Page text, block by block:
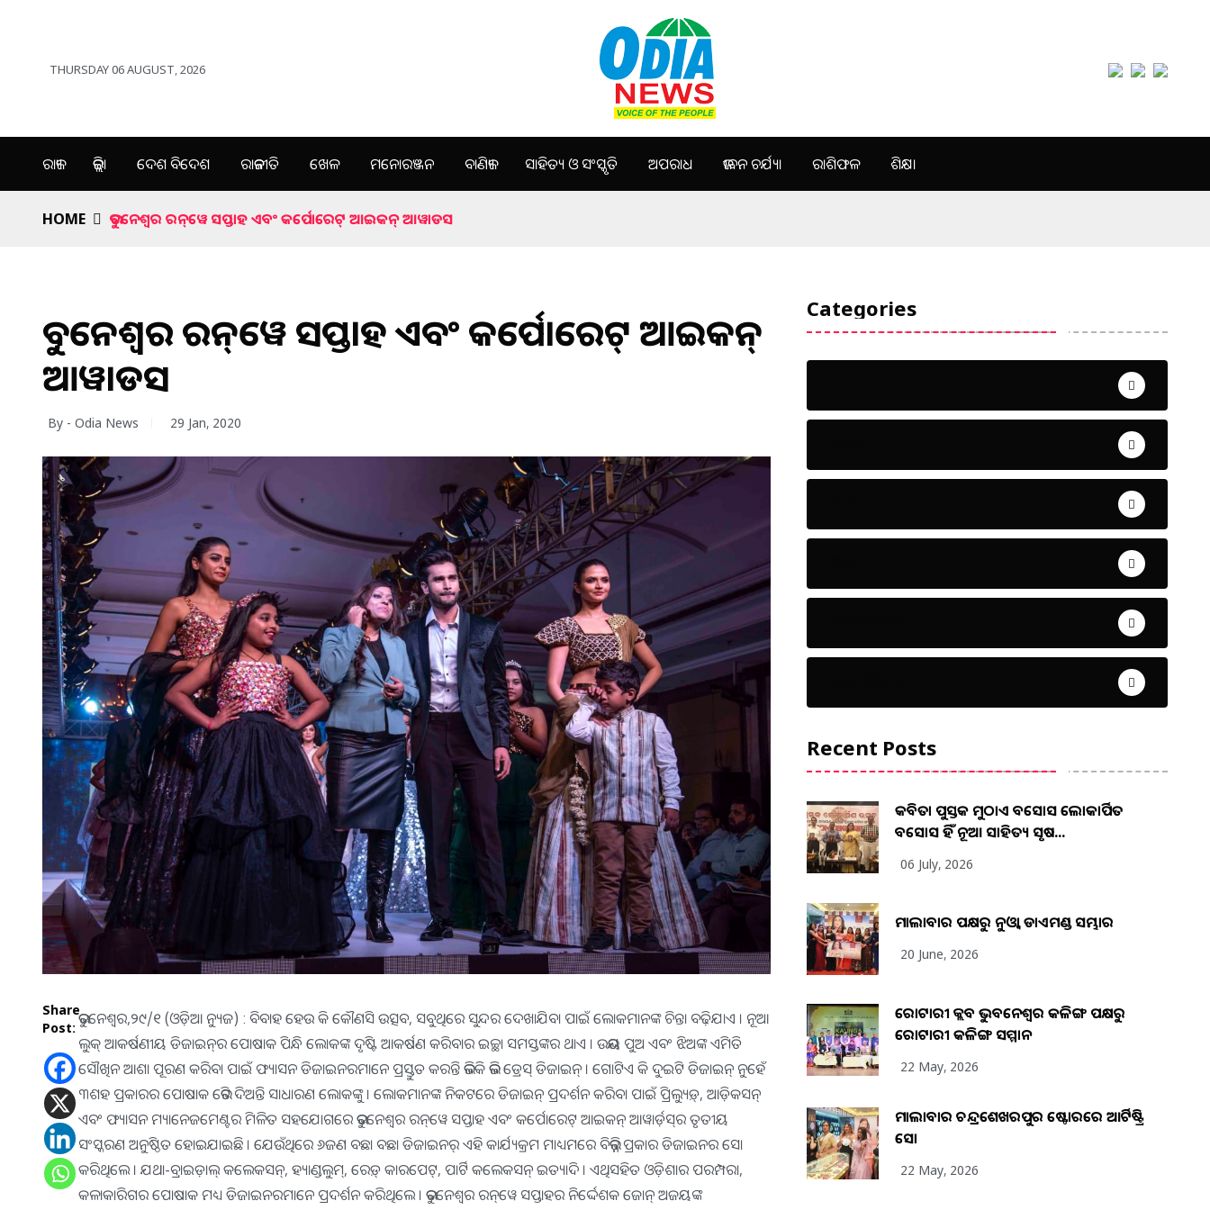
THURSDAY 06 AUGUST, 2026
ରାଜ୍ୟ ଜିଲ୍ଲା ଦେଶ ବିଦେଶ ରାଜନୀତି ଖେଳ ମନୋରଞ୍ଜନ ବାଣିଜ୍ୟ ସାହିତ୍ୟ ଓ ସଂସ୍କୃତି ଅପରାଧ ଜୀବନ ଚର୍ଯ୍ୟା ରାଶିଫଳ ଶିକ୍ଷା
HOME ଭୁବନେଶ୍ୱର ରନ୍‌ୱେ ସପ୍ତାହ ଏବଂ କର୍ପୋରେଟ୍ ଆଇକନ୍ ଆୱାଡସ
ଭୁବନେଶ୍ୱର ରନ୍‌ୱେ ସପ୍ତାହ ଏବଂ କର୍ପୋରେଟ୍ ଆଇକନ୍
ଆୱାଡସ
By - Odia News 29 Jan, 2020
Share
Post:
ଭୁବନେଶ୍ୱର,୨୯/୧ (ଓଡ଼ିଆ ନ୍ୟୁଜ) : ବିବାହ ହେଉ କି କୌଣସି ଉତ୍ସବ, ସବୁଥିରେ ସୁନ୍ଦର ଦେଖାଯିବା ପାଇଁ ଲୋକମାନଙ୍କ ଚିନ୍ତା ବଢ଼ିଯାଏ । ନୂଆ
ଲୁକ୍ ଆକର୍ଷଣୀୟ ଡିଜାଇନ୍‌ର ପୋଷାକ ପିନ୍ଧି ଲୋକଙ୍କ ଦୃଷ୍ଟି ଆକର୍ଷଣ କରିବାର ଇଚ୍ଛା ସମସ୍ତଙ୍କର ଥାଏ । ଉଭୟ ପୁଅ ଏବଂ ଝିଅଙ୍କ ଏମିତି
ସୌଖିନ ଆଶା ପୂରଣ କରିବା ପାଇଁ ଫ୍ୟାସନ ଡିଜାଇନରମାନେ ପ୍ରସ୍ତୁତ କରନ୍ତି ଭଳିକି ଭଳି ଡ୍ରେସ୍ ଡିଜାଇନ୍ । ଗୋଟିଏ କି ଦୁଇଟି ଡିଜାଇନ୍ ନୁହେଁ
୩ଶହ ପ୍ରକାରର ପୋଷାକ ଭେଟି ଦିଅନ୍ତି ସାଧାରଣ ଲୋକଙ୍କୁ । ଲୋକମାନଙ୍କ ନିକଟରେ ଡିଜାଇନ୍ ପ୍ରଦର୍ଶନ କରିବା ପାଇଁ ପ୍ରିଲ୍ୟୁଡ଼୍‌, ଆଡ଼ିକସନ୍
ଏବଂ ଫ୍ୟାସନ ମ୍ୟାନେଜମେଣ୍ଟର ମିଳିତ ସହଯୋଗରେ ଭୁବନେଶ୍ୱର ରନ୍‌ୱେ ସପ୍ତାହ ଏବଂ କର୍ପୋରେଟ୍ ଆଇକନ୍ ଆୱାର୍ଡ଼ସ୍‌ର ତୃତୀୟ
ସଂସ୍କରଣ ଅନୁଷ୍ଠିତ ହୋଇଯାଇଛି । ଯେଉଁଥିରେ ୬ଜଣ ବଛା ବଛା ଡିଜାଇନର୍ ଏହି କାର୍ଯ୍ୟକ୍ରମ ମାଧ୍ୟମରେ ବିଭିନ୍ନ ପ୍ରକାର ଡିଜାଇନର ସୋ
କରିଥିଲେ । ଯଥା-ବ୍ରାଇଡ଼ାଲ୍ କଲେକସନ୍‌, ହ୍ୟାଣ୍ଡଲୁମ୍‌, ରେଡ଼୍ କାରପେଟ୍‌, ପାର୍ଟି କଲେକସନ୍ ଇତ୍ୟାଦି । ଏଥିସହିତ ଓଡ଼ିଶାର ପରମ୍ପରା,
କଳାକାରିଗର ପୋଷାକ ମଧ୍ୟ ଡିଜାଇନରମାନେ ପ୍ରଦର୍ଶନ କରିଥିଲେ । ଭୁବନେଶ୍ୱର ରନ୍‌ୱେ ସପ୍ତାହର ନିର୍ଦ୍ଦେଶକ ଜୋନ୍ ଅଜୟଙ୍କ
Categories
Recent Posts
କବିତା ପୁସ୍ତକ ମୁଠାଏ ଅବସୋସ ଲୋକାର୍ପିତ
ଅବସୋସ ହିଁ ନୂଆ ସାହିତ୍ୟ ସୃଷ...
06 July, 2026
ମାଲାବାର ପକ୍ଷରୁ ନୁଓ୍ବା ଡାଏମଣ୍ଡ ସମ୍ଭାର
20 June, 2026
ରୋଟାରୀ କ୍ଲବ ଭୁବନେଶ୍ୱର କଳିଙ୍ଗ ପକ୍ଷରୁ
ରୋଟାରୀ କଳିଙ୍ଗ ସମ୍ମାନ
22 May, 2026
ମାଲାବାର ଚନ୍ଦ୍ରଶେଖରପୁର ଷ୍ଟୋରରେ ଆର୍ଟିଷ୍ଟ୍ରି
ସୋ
22 May, 2026